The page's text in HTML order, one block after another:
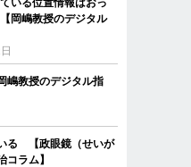
岡嶋教授のデジタル
教授のデジタル指
る 【政眼鏡（せいが
ラム】